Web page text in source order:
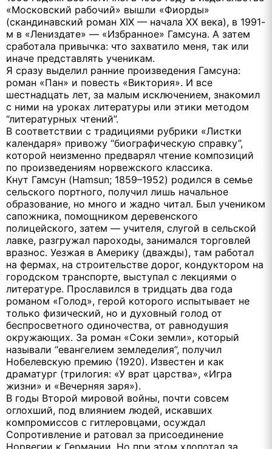
«Московский рабочий» вышли «Фиорды»
(скандинавский роман XIX — начала XX века), в 1991-
м в «Лениздате» — «Избранное» Гамсуна. А затем
сработала привычка: что захватило меня, так или
иначе представлять ученикам.
Я сразу выделил ранние произведения Гамсуна:
роман «Пан» и повесть «Виктория». И все
шестнадцать лет, за малым исключением, знакомил
с ними на уроках литературы или этики методом
“литературных чтений”.
В соответствии с традициями рубрики «Листки
календаря» привожу “биографическую справку”,
которой неизменно предварял чтение композиций
по произведениям норвежского классика.
Кнут Гамсун (Hamsun; 1859–1952) родился в семье
сельского портного, получил лишь начальное
образование, но много и жадно читал. Был учеником
сапожника, помощником деревенского
полицейского, затем — учителя, слугой в сельской
лавке, разгружал пароходы, занимался торговлей
вразнос. Уезжая в Америку (дважды), там работал
на фермах, на строительстве дорог, кондуктором на
городском транспорте, выступал с лекциями о
литературе. Прославился в тридцать два года
романом «Голод», герой которого испытывает не
только физический, но и духовный голод от
беспросветного одиночества, от равнодушия
окружающих. За роман «Соки земли», который
называли “евангелием земледелия”, получил
Нобелевскую премию (1920). Известен и как
драматург (трилогия: «У врат царства», «Игра
жизни» и «Вечерняя заря»).
В годы Второй мировой войны, почти совсем
оглохший, под влиянием людей, искавших
компромиссов с гитлеровцами, осуждал
Сопротивление и ратовал за присоединение
Норвегии к Германии. Но при этом хлопотал за